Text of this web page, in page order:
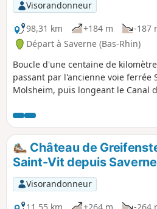
Visorandonneur
98,31 km
+184 m -187
Départ à Saverne (Bas-Rhin)
Boucle d'une centaine de
passant par l'ancienne voie ferrée
Molsheim, puis longeant le Canal
Rhin.
Château de
Saint-Vit depuis Saverne
Visorandonneur
11,55 km
+264 m
-264